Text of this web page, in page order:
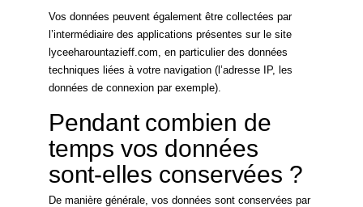
Vos données peuvent également être collectées par
l’intermédiaire des applications présentes sur le site
lyceeharountazieff.com, en particulier des données
techniques liées à votre navigation (l’adresse IP, les
données de connexion par exemple).
Pendant combien de
temps vos données
sont-elles conservées ?
De manière générale, vos données sont conservées par